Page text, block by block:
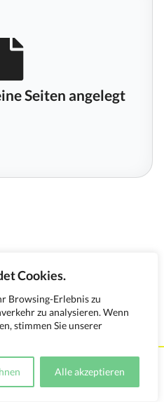
Cookies.
Browsing-Erlebnis zu
zu analysieren. Wenn
stimmen Sie unserer
Alle akzeptieren
Seiten angelegt
Datenschutzerklärung